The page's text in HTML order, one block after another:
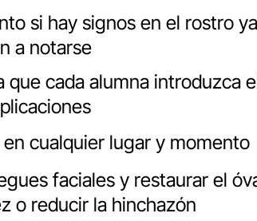
cualquier lugar y momento
faciales y restaurar el
o reducir la hinchazón
que cada alumna introduzca
si hay signos en el rostro ya
a notarse